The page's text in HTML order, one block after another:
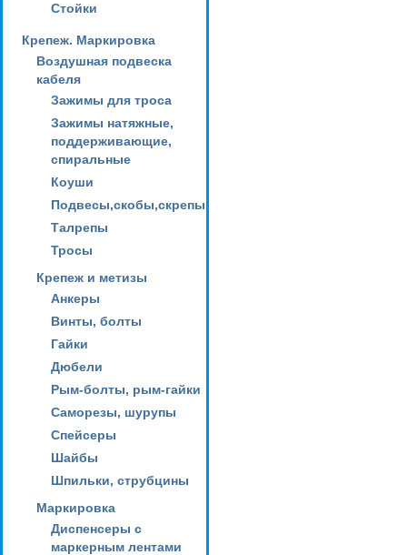
Стойки
Крепеж. Маркировка
Воздушная подвеска
кабеля
Зажимы для троса
Зажимы натяжные,
поддерживающие,
спиральные
Коуши
Подвесы,скобы,скрепы
Талрепы
Тросы
Крепеж и метизы
Анкеры
Винты, болты
Гайки
Дюбели
Рым-болты, рым-гайки
Саморезы, шурупы
Спейсеры
Шайбы
Шпильки, струбцины
Маркировка
Диспенсеры с
маркерным лентами